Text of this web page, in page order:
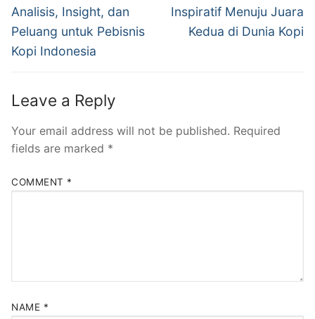
Analisis, Insight, dan
Peluang untuk Pebisnis
Kopi Indonesia
Inspiratif Menuju Juara
Kedua di Dunia Kopi
Leave a Reply
Your email address will not be published. Required
fields are marked *
COMMENT *
NAME *